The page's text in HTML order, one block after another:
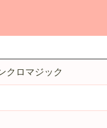
クロマジック